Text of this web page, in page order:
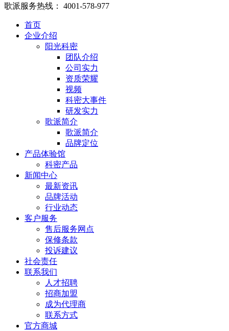
歌派服务热线：
4001-578-977
首页
企业介绍
阳光科密
团队介绍
公司实力
资质荣耀
视频
科密大事件
研发实力
歌派简介
歌派简介
品牌定位
产品体验馆
科密产品
新闻中心
最新资讯
品牌活动
行业动态
客户服务
售后服务网点
保修条款
投诉建议
社会责任
联系我们
人才招聘
招商加盟
成为代理商
联系方式
官方商城